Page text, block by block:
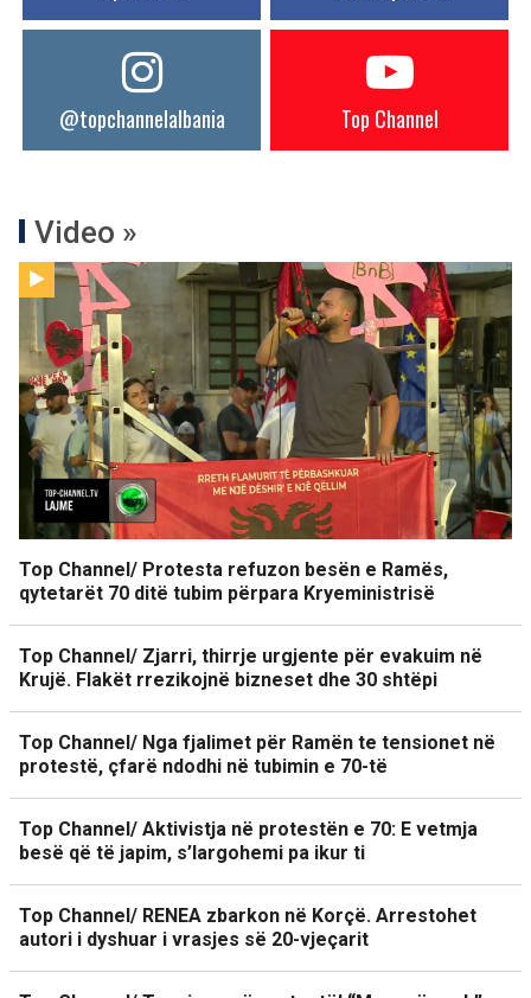
@topchannelalbania Top Channel
Video »
Top Channel/ Protesta refuzon besën e Ramës,
qytetarët 70 ditë tubim përpara Kryeministrisë
Top Channel/ Zjarri, thirrje urgjente për evakuim në
Krujë. Flakët rrezikojnë bizneset dhe 30 shtëpi
Top Channel/ Nga fjalimet për Ramën te tensionet në
protestë, çfarë ndodhi në tubimin e 70-të
Top Channel/ Aktivistja në protestën e 70: E vetmja
besë që të japim, s’largohemi pa ikur ti
Top Channel/ RENEA zbarkon në Korçë. Arrestohet
autori i dyshuar i vrasjes së 20-vjeçarit